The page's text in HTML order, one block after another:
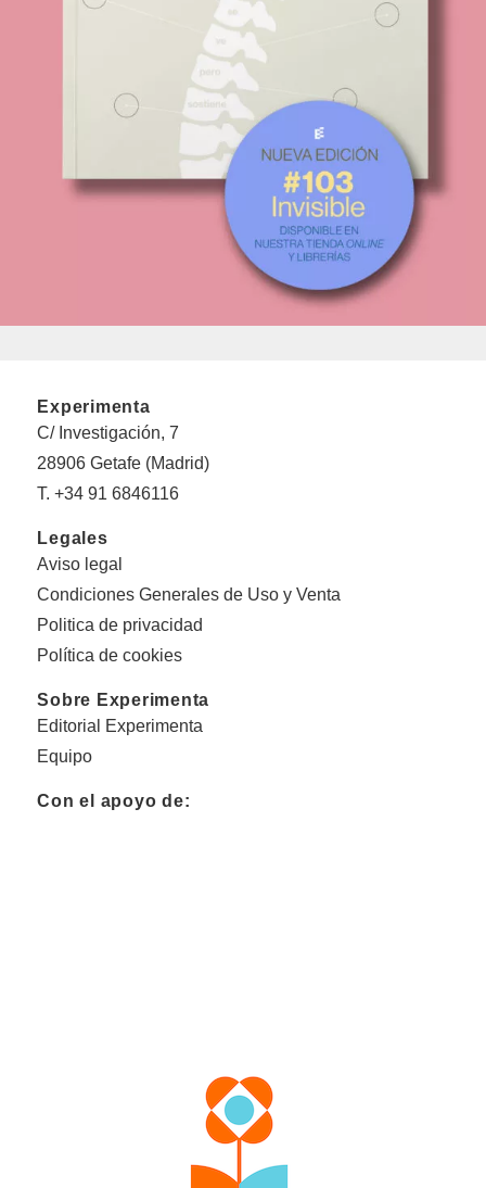
Experimenta
C/ Investigación, 7
28906 Getafe (Madrid)
T. +34 91 6846116
Legales
Aviso legal
Condiciones Generales de Uso y Venta
Politica de privacidad
Política de cookies
Sobre Experimenta
Editorial Experimenta
Equipo
Con el apoyo de: